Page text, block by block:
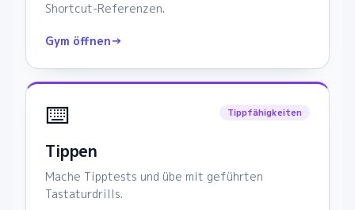
Shortcut-Referenzen.
Gym öffnen→
⌨️ Tippfähigkeiten
Tippen
Mache Tipptests und übe mit geführten
Tastaturdrills.